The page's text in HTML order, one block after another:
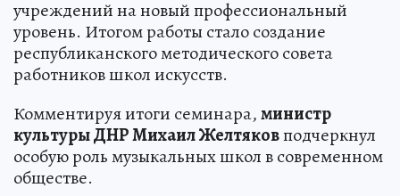
учреждений на новый профессиональный
уровень. Итогом работы стало создание
республиканского методического совета
работников школ искусств.
Комментируя итоги семинара,министр
культуры ДНР Михаил Желтяковподчеркнул
особую роль музыкальных школ в современном
обществе.